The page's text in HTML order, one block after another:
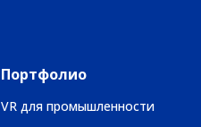
Портфолио
VR для промышленности